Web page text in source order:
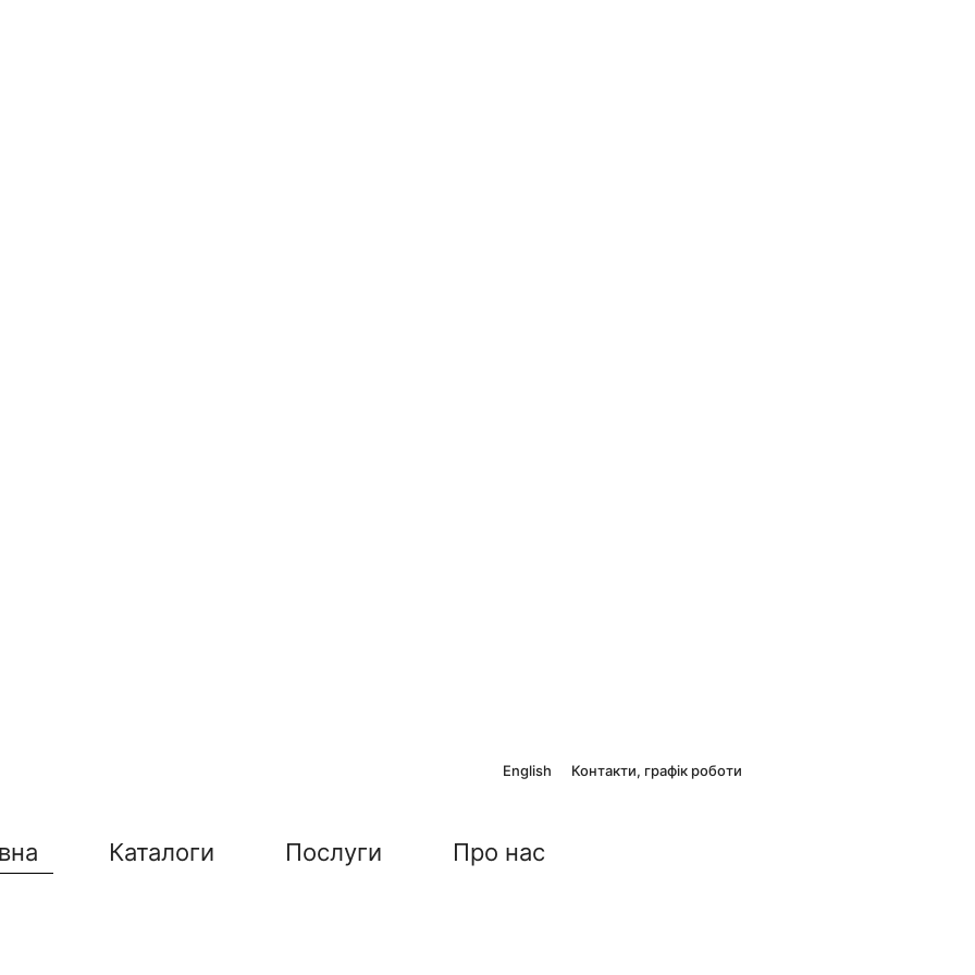
English Контакти, графік роботи
Каталоги Послуги Про нас